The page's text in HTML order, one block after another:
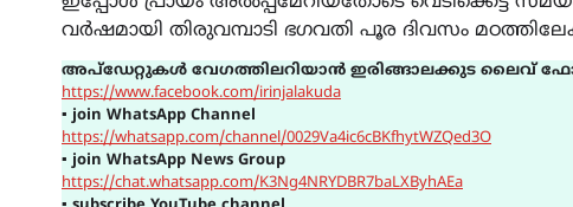
വർഷമായി തിരുവമ്പാടി ഭഗവതി പൂര ദിവസം
അപ്ഡേറ്റുകൾ വേഗത്തിലറിയാൻ ഇരിങ്ങാലക്കുട ലൈവ്
https://www.facebook.com/irinjalakuda
▪ join WhatsApp Channel
https://whatsapp.com/channel/0029Va4ic6cBKfhytWZQed3O
▪ join WhatsApp News Group
https://chat.whatsapp.com/K3Ng4NRYDBR7baLXByhAEa